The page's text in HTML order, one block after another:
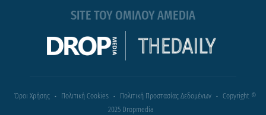
SITE ΤΟΥ ΟΜΙΛΟΥ AMEDIA
Όροι Χρήσης Πολιτική Cookies Πολιτική Προστασίας Δεδομένων
Copyright ©
2025 Dropmedia